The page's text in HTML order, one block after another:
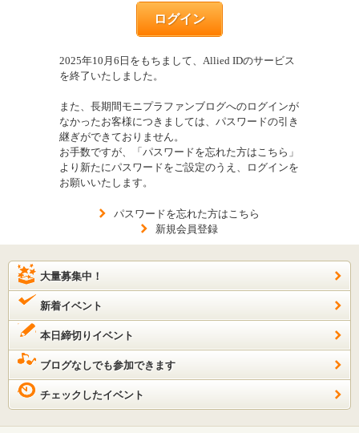
ログイン
2025年10月6日をもちまして、Allied IDのサービス
を終了いたしました。
また、長期間モニプラファンブログへのログインが
なかったお客様につきましては、パスワードの引き
継ぎができておりません。
お手数ですが、「パスワードを忘れた方はこちら」
より新たにパスワードをご設定のうえ、ログインを
お願いいたします。
パスワードを忘れた方はこちら
新規会員登録
大量募集中！
新着イベント
本日締切りイベント
ブログなしでも参加できます
チェックしたイベント